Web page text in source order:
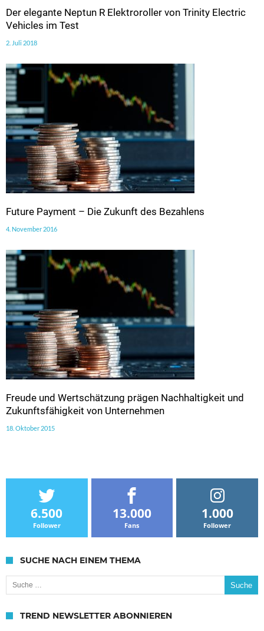
Der elegante Neptun R Elektroroller von Trinity Electric
Vehicles im Test
2. Juli 2018
Future Payment – Die Zukunft des Bezahlens
4. November 2016
Freude und Wertschätzung prägen Nachhaltigkeit und
Zukunftsfähigkeit von Unternehmen
18. Oktober 2015
6.500
Follower
13.000
Fans
1.000
Follower
SUCHE NACH EINEM THEMA
Suche nach:
TREND NEWSLETTER ABONNIEREN